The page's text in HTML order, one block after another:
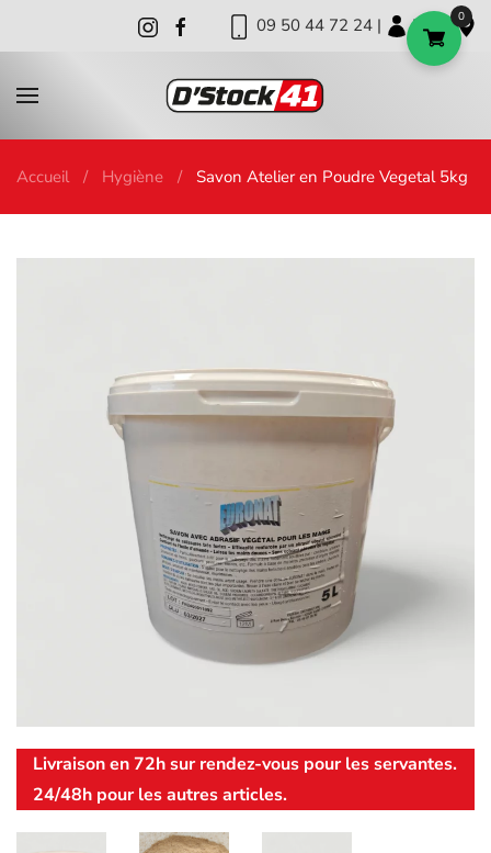
09 50 44 72 24 | | |
Accueil Hygiène Savon Atelier en Poudre Vegetal 5kg
Livraison en 72h sur rendez-vous pour les servantes.
24/48h pour les autres articles.
0